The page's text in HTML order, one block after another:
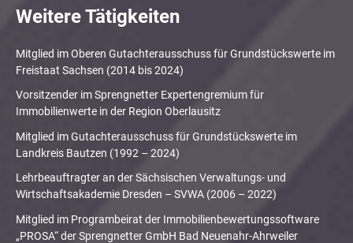
Weitere Tätigkeiten
Mitglied im Oberen Gutachterausschuss für Grundstückswerte im
Freistaat Sachsen (2014 bis 2024)
Vorsitzender im Sprengnetter Expertengremium für
Immobilienwerte in der Region Oberlausitz
Mitglied im Gutachterausschuss für Grundstückswerte im
Landkreis Bautzen (1992 – 2024)
Lehrbeauftragter an der Sächsischen Verwaltungs- und
Wirtschaftsakademie Dresden – SVWA (2006 – 2022)
Mitglied im Programbeirat der Immobilienbewertungssoftware
„PROSA“ der Sprengnetter GmbH Bad Neuenahr-Ahrweiler